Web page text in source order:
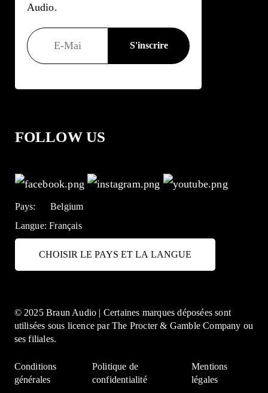
Audio.
FOLLOW US
Pays:
Belgium
Langue:Français
CHOISIR LE PAYS ET LA LANGUE
© 2025 Braun Audio | Certaines marques déposées sont
utilisées sous licence par The Procter & Gamble Company ou
ses filiales.
Conditions
générales
Politique de
confidentialité
Mentions
légales